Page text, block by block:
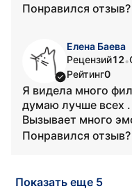
Понравился отзыв?
Елена Баева
Рецензий12•
Рейтинг0
Я видела много
думаю лучше всех
Вызывает много
Понравился отзыв?
Показать еще 5